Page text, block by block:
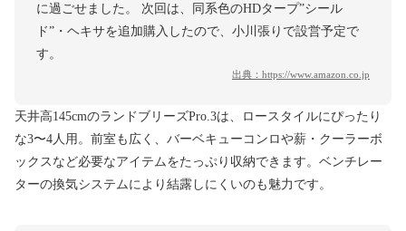
に過ごせました。 次回は、同系色のHDタープ”シール
ド”・ヘキサを追加購入したので、小川張りで設営予定で
す。
出典： https://www.amazon.co.jp
天井高145cmのランドブリーズPro.3は、ロースタイルにぴったり
な3〜4人用。前室も広く、バーベキューコンロや薪・クーラーボ
ックスなど必要なアイテムをたっぷり収納できます。ベンチレー
ターの換気システムにより結露しにくいのも魅力です。